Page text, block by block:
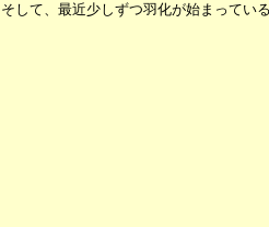
そして、最近少しずつ羽化が始まってい